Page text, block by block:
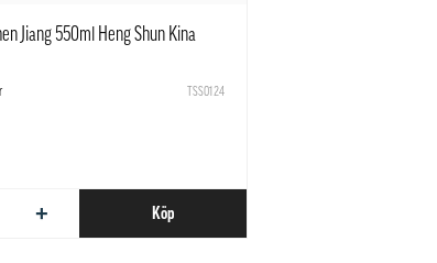
Jiang 550ml Heng Shun Kina
TSS0124
+ Köp